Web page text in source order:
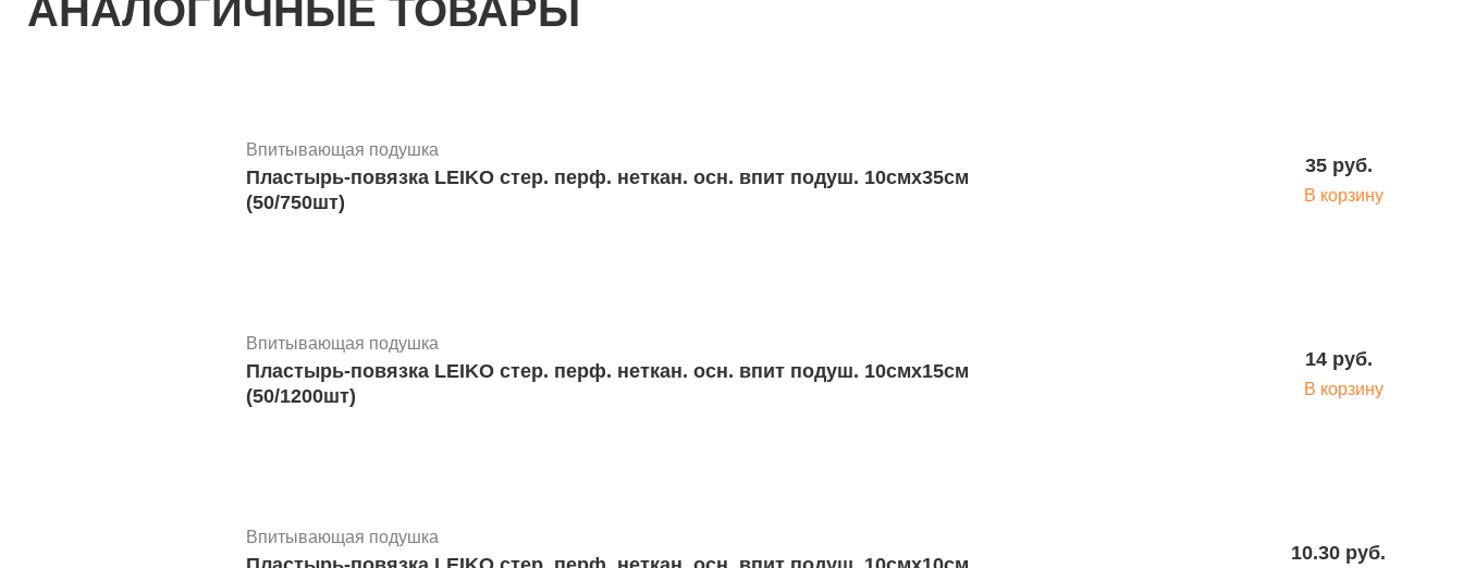
АНАЛОГИЧНЫЕ ТОВАРЫ
Впитывающая подушка
Пластырь-повязка LEIKO стер. перф. неткан. осн. впит подуш. 10смх35см
(50/750шт)
35 руб.
В корзину
Впитывающая подушка
Пластырь-повязка LEIKO стер. перф. неткан. осн. впит подуш. 10смх15см
(50/1200шт)
14 руб.
В корзину
Впитывающая подушка
10.30 руб.